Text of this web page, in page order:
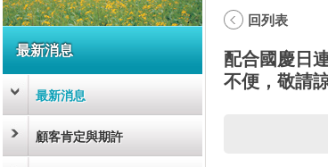
最新消息
最新消息
顧客肯定與期許
回列表
配合國慶日
不便，敬請諒